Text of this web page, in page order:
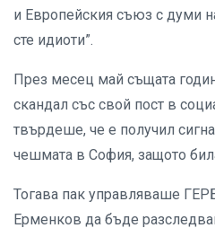
и Европейския съюз с думи
сте идиоти”.
През месец май същата
скандал със свой пост в
твърдеше, че е получил
чешмата в София, защото
Тогава пак управляваше
Ерменков да бъде